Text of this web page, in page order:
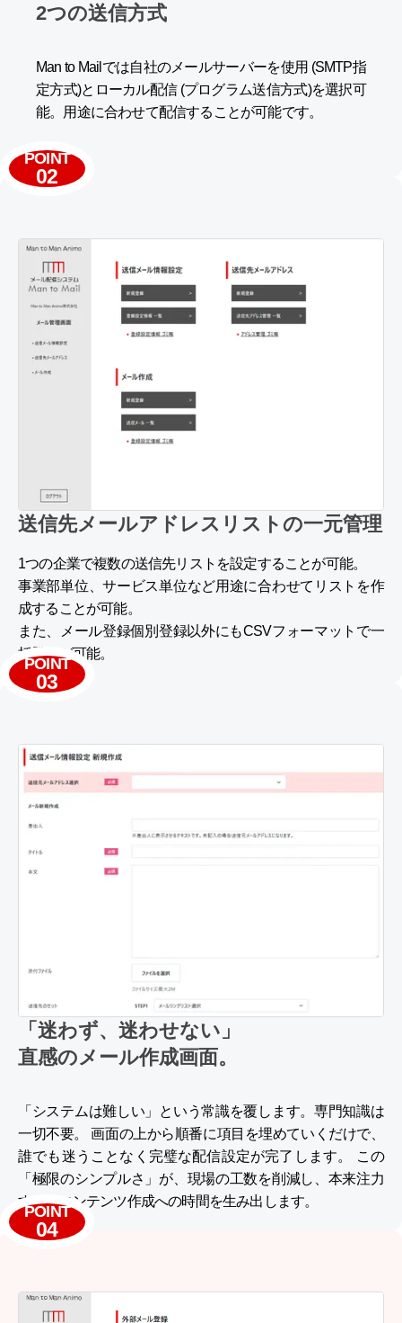
2つの送信方式
Man to Mailでは自社のメールサーバーを使用 (SMTP指
定方式)と ローカル配信 (プログラム送信方式)を選択可
能。 用途に合わせて配信することが可能です。
POINT
02
送信先メールアドレスリスト の一元管理
1つの企業で複数の送信先リストを設定することが可能。
事業部単位、サービス単位など用途に合わせてリストを作
成することが可能。
また、メール登録個別登録以外にもCSVフォーマットで一
括登録が可能。
POINT
03
「迷わず、迷わせない」
直感のメール作成画面。
「システムは難しい」という常識を覆します。専門知識は
一切不要。 画面の上から順番に項目を埋めていくだけで、
誰でも迷うことなく完璧な配信設定が完了します。 この
「極限のシンプルさ」が、現場の工数を削減し、本来注力
すべきコンテンツ作成への時間を生み出します。
POINT
04